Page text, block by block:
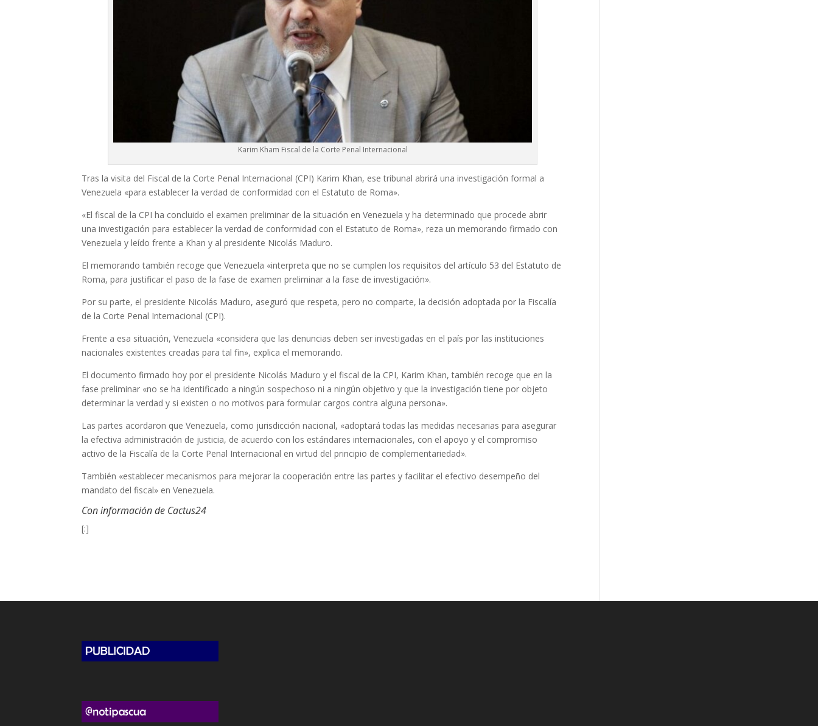
Karim Kham Fiscal de la Corte Penal Internacional
Tras la visita del Fiscal de la Corte Penal Internacional (CPI) Karim Khan, ese tribunal abrirá una investigación formal a
Venezuela «para establecer la verdad de conformidad con el Estatuto de Roma».
«El fiscal de la CPI ha concluido el examen preliminar de la situación en Venezuela y ha determinado que procede abrir
una investigación para establecer la verdad de conformidad con el Estatuto de Roma», reza un memorando firmado con
Venezuela y leído frente a Khan y al presidente Nicolás Maduro.
El memorando también recoge que Venezuela «interpreta que no se cumplen los requisitos del artículo 53 del Estatuto de
Roma, para justificar el paso de la fase de examen preliminar a la fase de investigación».
Por su parte, el presidente Nicolás Maduro, aseguró que respeta, pero no comparte, la decisión adoptada por la Fiscalía
de la Corte Penal Internacional (CPI).
Frente a esa situación, Venezuela «considera que las denuncias deben ser investigadas en el país por las instituciones
nacionales existentes creadas para tal fin», explica el memorando.
El documento firmado hoy por el presidente Nicolás Maduro y el fiscal de la CPI, Karim Khan, también recoge que en la
fase preliminar «no se ha identificado a ningún sospechoso ni a ningún objetivo y que la investigación tiene por objeto
determinar la verdad y si existen o no motivos para formular cargos contra alguna persona».
Las partes acordaron que Venezuela, como jurisdicción nacional, «adoptará todas las medidas necesarias para asegurar
la efectiva administración de justicia, de acuerdo con los estándares internacionales, con el apoyo y el compromiso
activo de la Fiscalía de la Corte Penal Internacional en virtud del principio de complementariedad».
También «establecer mecanismos para mejorar la cooperación entre las partes y facilitar el efectivo desempeño del
mandato del fiscal» en Venezuela.
Con información de Cactus24
[:]